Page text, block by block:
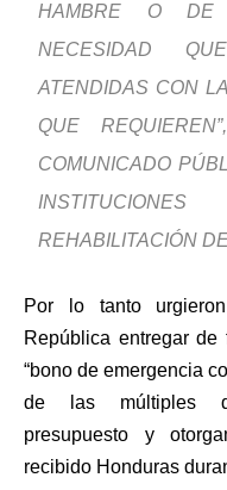
HAMBRE O DE
NECESIDAD
ATENDIDAS CON
QUE
COMUNICADO
REHABILITACIÓN
Por lo tanto
República entregar de
“bono de emergencia
de las múltiples
presupuesto y
recibido Honduras